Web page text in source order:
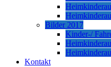
Bilder 2017
Kinder-/
Kontakt